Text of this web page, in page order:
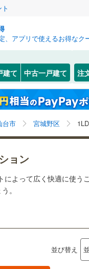
、アプリで使えるお得なク
建て 中古一戸建て 注
台市 宮城野区
ョン
よって広く快適に使う
。
並び替え
宮城 秋田
埼玉 千
静岡 三
岡山 広
高
宮城野
泉区(0)
塩竈市(
岩沼市 (
伊具郡
常磐線(
石巻線(
陸羽東線
仙台空
ーム
築古・
含む）
24時間
検索条件を保存
の新着物件通知は、 マ
城県、仙台市宮城野区
閉じる お気
閉じる
閉じる お気
閉じる